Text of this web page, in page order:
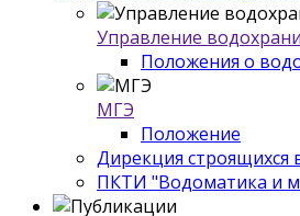
Управление
Положения о
МГЭ
Положение
Дирекция строящихся
ПКТИ "Водоматика и